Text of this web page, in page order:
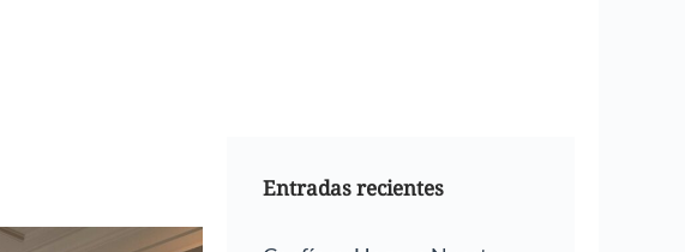
Entradas recientes